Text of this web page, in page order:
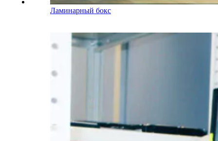
Ламинарный бокс